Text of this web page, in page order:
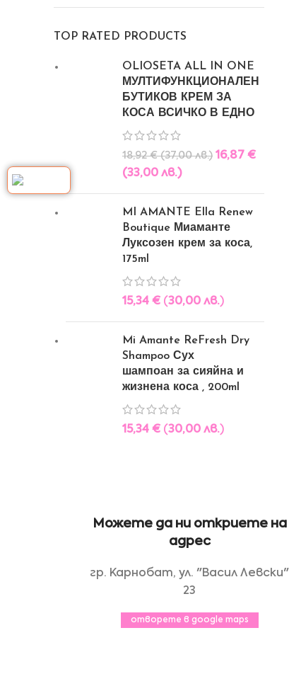
TOP RATED PRODUCTS
OLIOSETA ALL IN ONE
МУЛТИФУНКЦИОНАЛЕН
БУТИКОВ КРЕМ ЗА
КОСА ВСИЧКО В ЕДНО
18,92€ (37,00лв.) 16,87 €
(33,00 лв.)
MI AMANTE Ella Renew
Boutique Миаманте
Луксозен крем за коса,
175ml
15,34 € (30,00 лв.)
Mi Amante ReFresh Dry
Shampoo Сух
шампоан за сияйна и
жизнена коса , 200ml
15,34 € (30,00 лв.)
Можете да ни откриете на
адрес
гр. Карнобат, ул. "Васил Левски"
23
отворете в google maps